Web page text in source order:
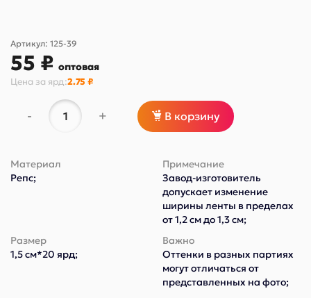
Артикул: 125-39
55 ₽ оптовая
Цена за ярд:2.75 ₽
- + В корзину
Материал
Репс;
Примечание
Завод-изготовитель
допускает изменение
ширины ленты в пределах
от 1,2 см до 1,3 см;
Размер
1,5 см*20 ярд;
Важно
Оттенки в разных партиях
могут отличаться от
представленных на фото;